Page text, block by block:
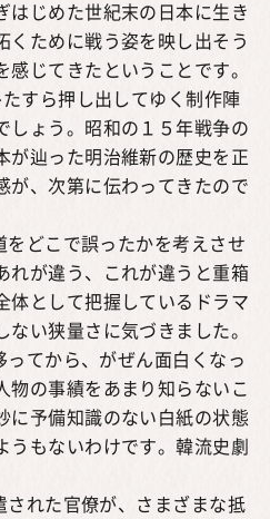
はじめた世紀末の日本に生き
くために戦う姿を映し出そう
じてきたということです。
すら押し出してゆく制作陣
しょう。昭和の１５年戦争の
が辿った明治維新の歴史を正
が、次第に伝わってきたので
どこで誤ったかを考えさせ
れが違う、これが違うと重箱
体として把握しているドラマ
い狭量さに気づきました。
てから、がぜん面白くなっ
物の事績をあまり知らないこ
に予備知識のない白紙の状態
うもないわけです。韓流史劇
れた官僚が、さまざまな抵